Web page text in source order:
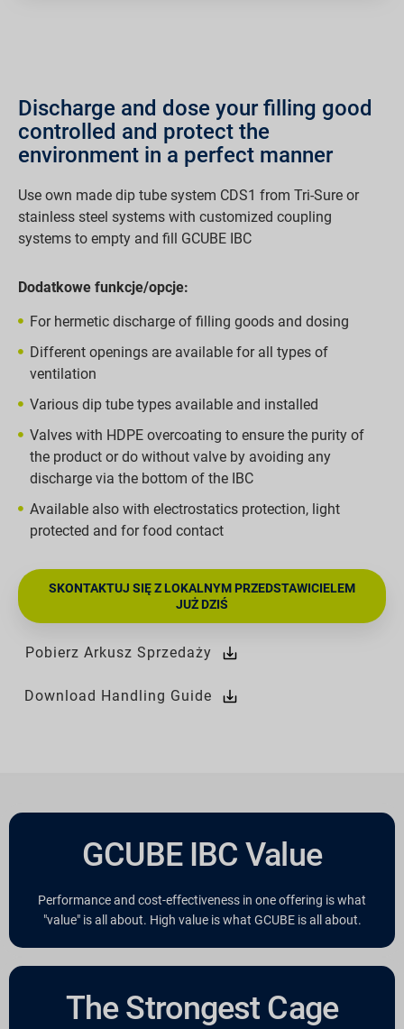
Discharge and dose your filling good
controlled and protect the
environment in a perfect manner
Use own made dip tube system CDS1 from Tri-Sure or
stainless steel systems with customized coupling
systems to empty and fill GCUBE IBC
Dodatkowe funkcje/opcje:
For hermetic discharge of filling goods and dosing
Different openings are available for all types of
ventilation
Various dip tube types available and installed
Valves with HDPE overcoating to ensure the purity of
the product or do without valve by avoiding any
discharge via the bottom of the IBC
Available also with electrostatics protection, light
protected and for food contact
SKONTAKTUJ SIĘ Z LOKALNYM PRZEDSTAWICIELEM
JUŻ DZIŚ
Pobierz Arkusz Sprzedaży
Download Handling Guide
GCUBE IBC Value
Performance and cost-effectiveness in one offering is what
"value" is all about. High value is what GCUBE is all about.
The Strongest Cage